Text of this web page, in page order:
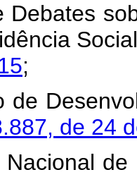
Debates
;
de
de 24